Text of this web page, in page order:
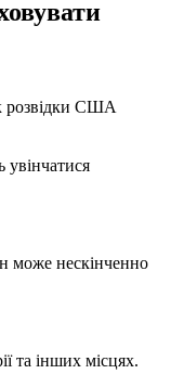
розвідки США
увінчатися
може нескінченно
та інших місцях.